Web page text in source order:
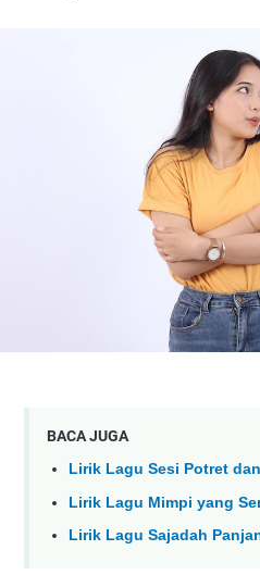
BACA JUGA
Lirik Lagu Sesi Potret
Lirik Lagu Mimpi yang
Lirik Lagu Sajadah